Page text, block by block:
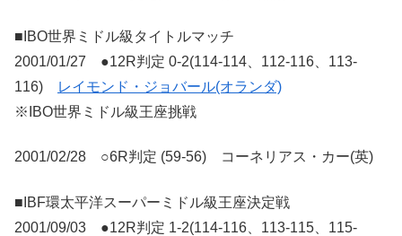
■IBO世界ミドル級タイトルマッチ
2001/01/27 ●12R判定 0-2(114-114、112-116、113-
116)
レイモンド・ジョバール(オランダ)
※IBO世界ミドル級王座挑戦
2001/02/28 ○6R判定 (59-56) コーネリアス・カー(英)
■IBF環太平洋スーパーミドル級王座決定戦
2001/09/03 ●12R判定 1-2(114-116、113-115、115-